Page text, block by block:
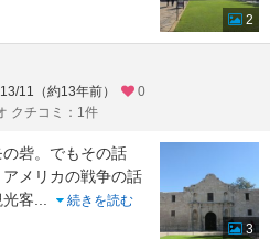
2
11（約13年前）
0
クチコミ：1件
砦。でもその話
メリカの戦争の話
客...
続きを読む
3